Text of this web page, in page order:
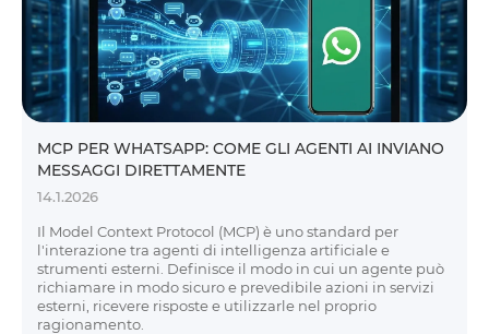
MCP PER WHATSAPP: COME GLI AGENTI AI INVIANO
MESSAGGI DIRETTAMENTE
14.1.2026
Il Model Context Protocol (MCP) è uno standard per
l'interazione tra agenti di intelligenza artificiale e
strumenti esterni. Definisce il modo in cui un agente può
richiamare in modo sicuro e prevedibile azioni in servizi
esterni, ricevere risposte e utilizzarle nel proprio
ragionamento.